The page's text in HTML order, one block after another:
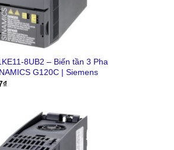
8UB2 – Biến tần 3 Pha
G120C | Siemens
₫